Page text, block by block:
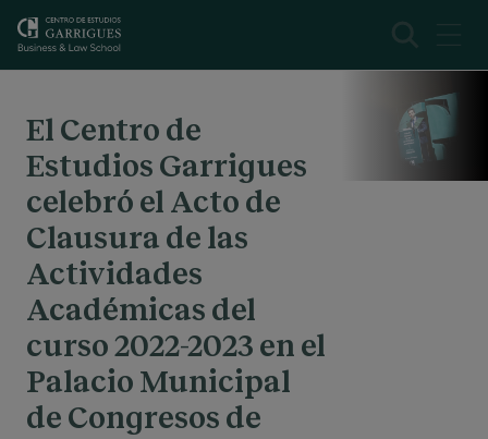
El Centro de
Estudios Garrigues
celebró el Acto de
Clausura de las
Actividades
Académicas del
curso 2022-2023 en el
Palacio Municipal
de Congresos de